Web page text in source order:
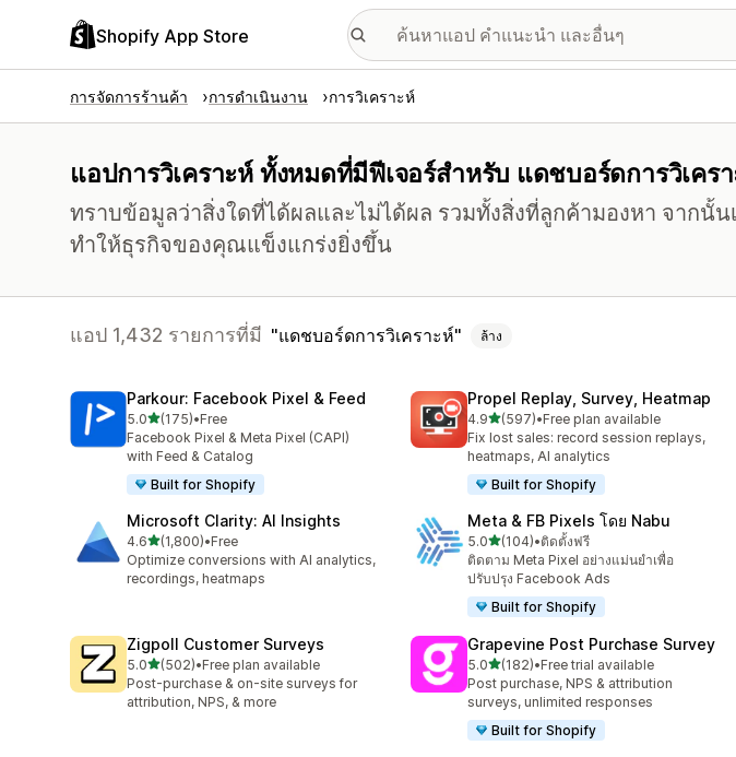
Shopify App Store
การจัดการร้านค้า การดำเนินงาน การวิเคราะห์
แอปการวิเคราะห์ ทั้งหมดที่มีฟีเจอร์สำหรับ แดชบอร์ดการวิเคร
ทราบข้อมูลว่าสิ่งใดที่ได้ผลและไม่ได้ผล รวมทั้งสิ่งที่ลูกค้ามองหา จากนั้น
ทำให้ธุรกิจของคุณแข็งแกร่งยิ่งขึ้น
แอป 1,432 รายการที่มี แดชบอร์ดการวิเคราะห์ ล้าง
Parkour: Facebook Pixel & Feed
5.0เต็ม 5 ดาว
(175)
ทั้งหมด 175 รีวิว
•Free
Facebook Pixel & Meta Pixel (CAPI)
with Feed & Catalog
Built for Shopify
Propel Replay, Survey, Heatmap
4.9เต็ม 5 ดาว
(597)
ทั้งหมด 597 รีวิว
•Free plan available
Fix lost sales: record session replays,
heatmaps, AI analytics
Built for Shopify
Microsoft Clarity: AI Insights
4.6เต็ม 5 ดาว
(1,800)
ทั้งหมด 1800 รีวิว
•Free
Optimize conversions with AI analytics,
recordings, heatmaps
Meta & FB Pixels โดย Nabu
5.0เต็ม 5 ดาว
(104)
ทั้งหมด 104 รีวิว
•ติดตั้งฟรี
ติดตาม Meta Pixel อย่างแม่นยำเพื่อ
ปรับปรุง Facebook Ads
Built for Shopify
Zigpoll Customer Surveys
5.0เต็ม 5 ดาว
(502)
ทั้งหมด 502 รีวิว
•Free plan available
Post-purchase & on-site surveys for
attribution, NPS, & more
Grapevine Post Purchase Survey
5.0เต็ม 5 ดาว
(182)
ทั้งหมด 182 รีวิว
•Free trial available
Post purchase, NPS & attribution
surveys, unlimited responses
Built for Shopify